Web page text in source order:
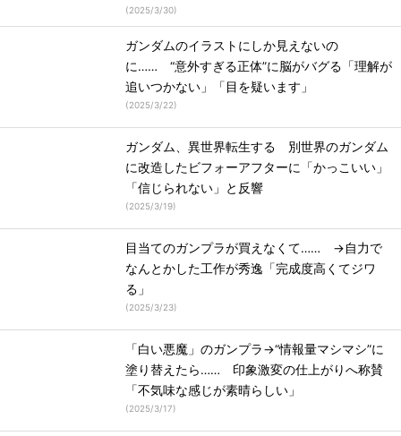
(2025/3/30)
ガンダムのイラストにしか見えないの
に…… “意外すぎる正体”に脳がバグる「理解が
追いつかない」「目を疑います」
(2025/3/22)
ガンダム、異世界転生する 別世界のガンダム
に改造したビフォーアフターに「かっこいい」
「信じられない」と反響
(2025/3/19)
目当てのガンプラが買えなくて…… →自力で
なんとかした工作が秀逸「完成度高くてジワ
る」
(2025/3/23)
「白い悪魔」のガンプラ→“情報量マシマシ”に
塗り替えたら…… 印象激変の仕上がりへ称賛
「不気味な感じが素晴らしい」
(2025/3/17)